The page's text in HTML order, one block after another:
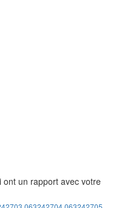
ont un rapport avec votre